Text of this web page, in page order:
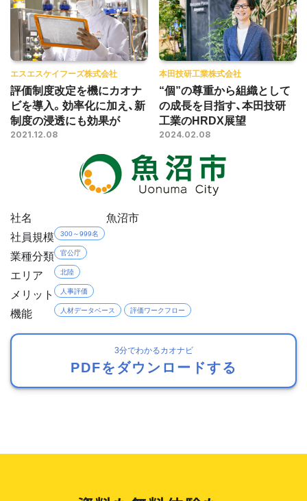
エスエスケイフーズ株式会社
評価制度改定を機にカオナ
ビを導入。効率化に加え、新
制度の浸透にも効果が
2021.12.08
本田技研工業株式会社
“個”の尊重から組織として
の成長を目指す、本田技研
工業のHRDX展望
2024.02.08
社名
魚沼市
社員規模
300～999名
業種分類 官公庁
エリア 北陸
メリット 人事評価
機能 人材データベース 評価ワークフロー
3分でわかるカオナビ
PDFをダウンロードする